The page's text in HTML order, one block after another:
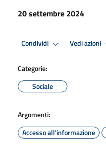
20 settembre 2024
Condividi Vedi azioni
Categorie:
Sociale
Argomenti:
Accesso all'informazione